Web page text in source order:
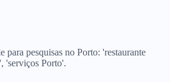
para pesquisas no Porto: 'restaurante
'serviços Porto'.